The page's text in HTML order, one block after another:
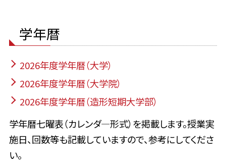
学年暦
2026年度学年暦（大学）
2026年度学年暦（大学院）
2026年度学年暦（造形短期大学部）
学年暦七曜表（カレンダ―形式）を掲載します。授業実
施日、回数等も記載していますので、参考にしてくださ
い。